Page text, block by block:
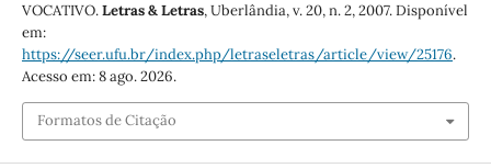
VOCATIVO.Letras & Letras, Uberlândia, v. 20, n. 2, 2007. Disponível
em:
https://seer.ufu.br/index.php/letraseletras/article/view/25176.
Acesso em: 8 ago. 2026.
Formatos de Citação